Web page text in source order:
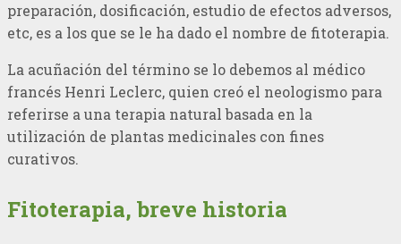
preparación, dosificación, estudio de efectos adversos,
etc, es a los que se le ha dado el nombre de fitoterapia.
La acuñación del término se lo debemos al médico
francés Henri Leclerc, quien creó el neologismo para
referirse a una terapia natural basada en la
utilización de plantas medicinales con fines
curativos.
Fitoterapia, breve historia